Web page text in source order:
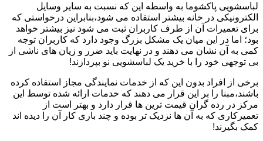
لباسشویی پاکشوما به واسطه این که نسبت به سایر وسایل
الکترونیکی در خانه بیشتر استفاده می شود،بنابراین درخواستی که
برای تعمیرات آن از طرف کاربران ثبت می شود نیز بیشتر خواهد
بود؛ اما در این میان یک مشکل بزرگ وجود دارد که کاربران توجه
کمی به آن نشان می دهند و در نهایت باید ضرر و زیان های ناشی از
بی توجهی خود را با خرید یک لباسشویی نو بپردازند!
برخی از افراد بدون این که از خدمات نمایندگی مجاز استفاده کرده
باشند،مبنا را بر این قرار می دهند که خدمات ارائه شده توسط این
مرکز در رده گران قیمت ترین ها قرار دارد و بهتر است از
تعمیرکاری که به آن ها نزدیک تر بوده و چند باری کار آن را دیده اند
کمک بگیرند!